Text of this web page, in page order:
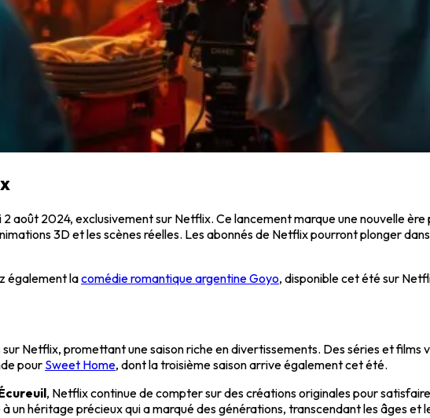
août 2024, exclusivement sur Netflix. Ce lancement marque une nouvelle
3D et les scènes réelles. Les abonnés de Netflix pourront plonger
également lacomédie romantique argentine Goyo, disponible cet été sur
Netflix, promettant une saison riche en divertissements. Des séries et
pour Sweet Home, dont la troisième saison arrive également cet été.
, Netflix continue de compter sur des créations originales pour
un héritage précieux qui a marqué des générations, transcendant les âges et